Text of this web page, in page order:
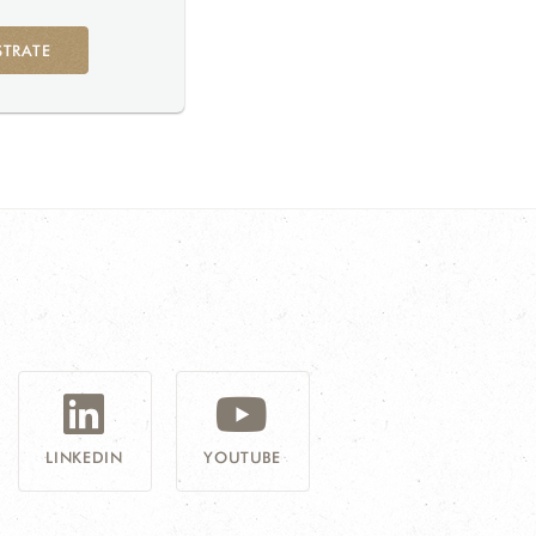
LINKEDIN YOUTUBE